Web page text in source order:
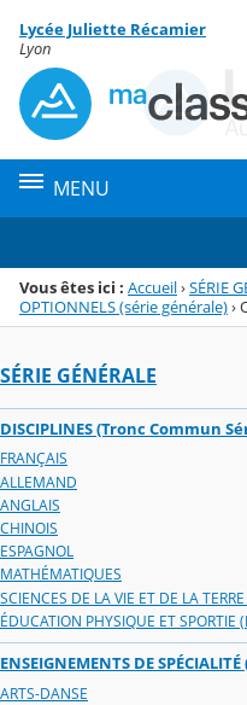
Menu de la rubrique
Contenu
Lycée Juliette Récamier
Lyon
MENU
Vous êtes ici : Accueil›SÉRIE
OPTIONNELS (série générale)›
SÉRIE GÉNÉRALE
DISCIPLINES (Tronc Commun
FRANÇAIS
ALLEMAND
ANGLAIS
CHINOIS
ESPAGNOL
MATHÉMATIQUES
SCIENCES DE LA VIE ET DE LA
ÉDUCATION PHYSIQUE ET SPORTIE
ENSEIGNEMENTS DE
ARTS-DANSE